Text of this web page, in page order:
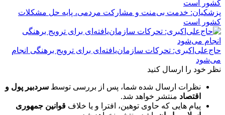
پزشکیان: خدمت بی‌منت و مشارکت مردمی، پایه حل مشکلات
کشور است
حاج‌علی‌اکبری: تحرکات سازمان‌یافته‌ای برای ترویج برهنگی انجام
می‌شود
نظر خود را ارسال کنید
نظرات ارسال شده شما، پس از بررسی توسط سردبیر پول و
اقتصاد منتشر خواهد شد.
پیام هایی که حاوی توهین، افترا و یا خلاف قوانین جمهوری